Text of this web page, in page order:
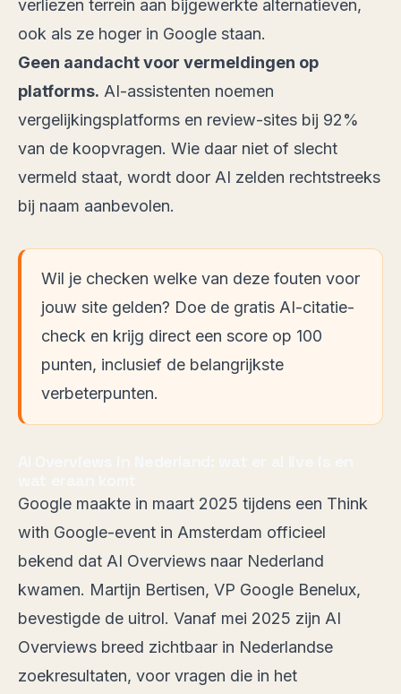
verliezen terrein aan bijgewerkte alternatieven,
ook als ze hoger in Google staan.
Geen aandacht voor vermeldingen op
platforms. AI-assistenten noemen
vergelijkingsplatforms en review-sites bij 92%
van de koopvragen. Wie daar niet of slecht
vermeld staat, wordt door AI zelden rechtstreeks
bij naam aanbevolen.
Wil je checken welke van deze fouten voor
jouw site gelden? Doe de gratis AI-citatie-
checken krijg direct een score op 100
punten, inclusief de belangrijkste
verbeterpunten.
Google maakte in maart 2025 tijdens een Think
with Google-event in Amsterdam officieel
bekend dat AI Overviews naar Nederland
kwamen. Martijn Bertisen, VP Google Benelux,
bevestigde de uitrol. Vanaf mei 2025 zijn AI
Overviews breed zichtbaar in Nederlandse
zoekresultaten, voor vragen die in het